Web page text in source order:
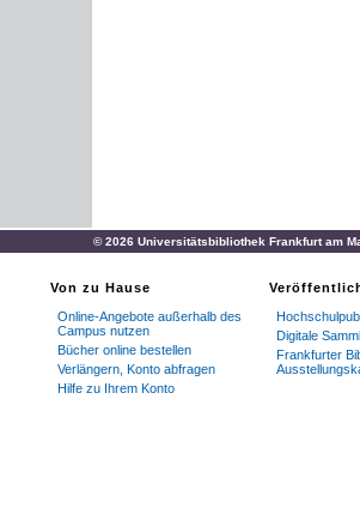
© 2026 Universitätsbibliothek Frankfurt am
Von zu Hause
Online-Angebote außerhalb des
Campus nutzen
Bücher online bestellen
Verlängern, Konto abfragen
Hilfe zu Ihrem Konto
Digitale
Frankfurter